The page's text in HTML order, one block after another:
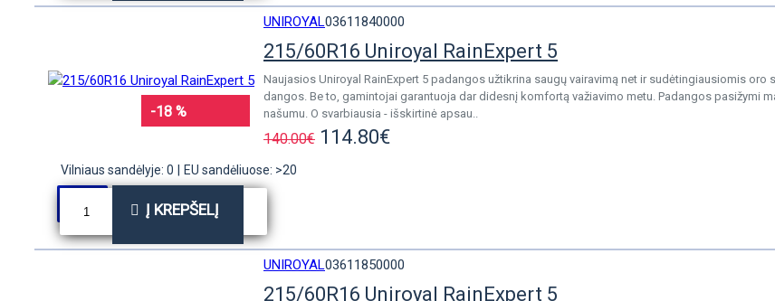
-18 %
UNIROYAL03611840000
215/60R16 Uniroyal RainExpert 5
Naujasios Uniroyal RainExpert 5 padangos užtikrina saugų vairavimą net ir sudėtingiausiomis
dangos. Be to, gamintojai garantuoja dar didesnį komfortą važiavimo metu. Padangos pasižymi
našumu. O svarbiausia - išskirtinė apsau..
140.00€ 114.80€
Vilniaus sandėlyje: 0 EU sandėliuose: >20
Į KREPŠELĮ
UNIROYAL03611850000
215/60R16 Uniroyal RainExpert 5